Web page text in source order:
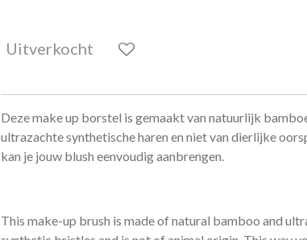
Uitverkocht
Deze make up borstel is gemaakt van natuurlijk
ultrazachte synthetische haren en niet van dierlijke
kan je jouw blush eenvoudig aanbrengen.
This make-up brush is made of natural bamboo and